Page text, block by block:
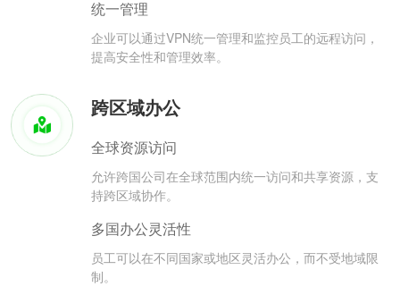
统一管理
企业可以通过VPN统一管理和监控员工的远程访问，
提高安全性和管理效率。
跨区域办公
全球资源访问
允许跨国公司在全球范围内统一访问和共享资源，支
持跨区域协作。
多国办公灵活性
员工可以在不同国家或地区灵活办公，而不受地域限
制。